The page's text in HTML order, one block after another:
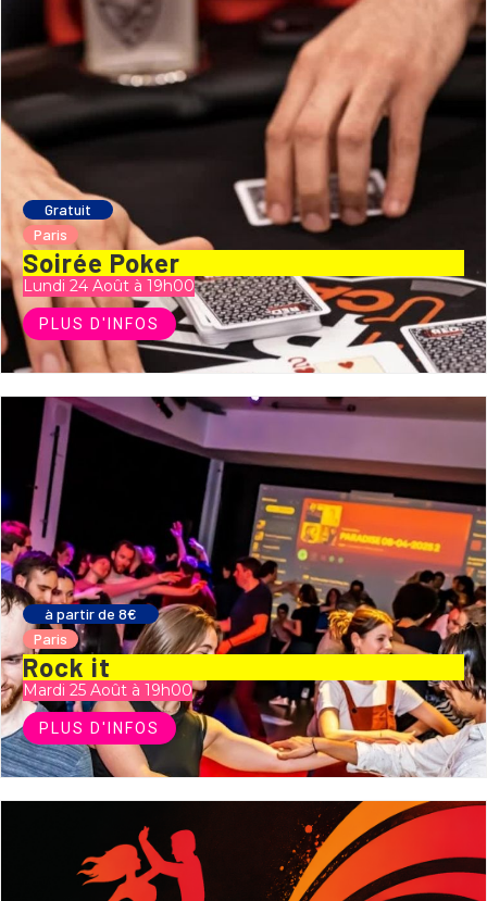
Gratuit
Paris
Soirée Poker
Lundi 24 Août à 19h00
PLUS D'INFOS
à partir de 8€
Paris
Rock it
Mardi 25 Août à 19h00
PLUS D'INFOS